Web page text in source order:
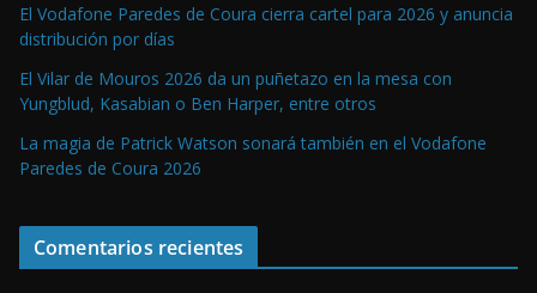
El Vodafone Paredes de Coura cierra cartel para 2026 y anuncia
distribución por días
El Vilar de Mouros 2026 da un puñetazo en la mesa con
Yungblud, Kasabian o Ben Harper, entre otros
La magia de Patrick Watson sonará también en el Vodafone
Paredes de Coura 2026
Comentarios recientes